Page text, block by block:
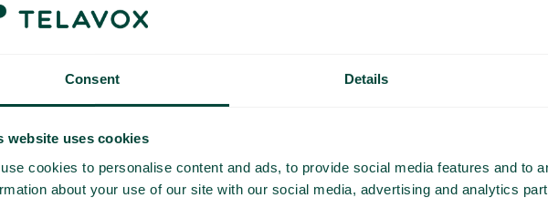
Consent Details
website uses cookies
cookies to personalise content and ads, to provide social media features and to
about your use of our site with our social media, advertising and analytics